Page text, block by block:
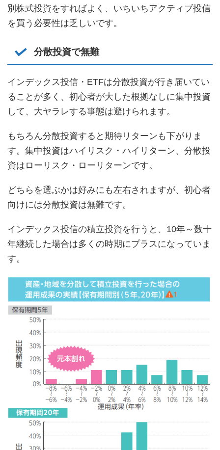
別株式投資をすればよく、いちいちアクティブ投信
を買う必要性は乏しいです。
分散投資で無難
インデックス投信・ETFは分散投資が行き届いてい
ることが多く、初心者が大した根拠なしに集中投資
して、大ヤラレする事態は避けられます。
もちろん分散投資すると期待リターンも下がりま
す。集中投資はハイリスク・ハイリターン、分散投
資はローリスク・ローリターンです。
どちらを選ぶかは好みにも左右されますが、初心者
向けには分散投資は無難です。
インデックス投信の積立投資を行うと、10年～数十
年継続した場合は多くの時期にプラスになっていま
す。